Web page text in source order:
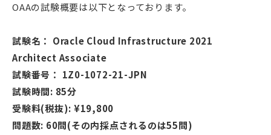
OAAの試験概要は以下となっております。
試験名： Oracle Cloud Infrastructure 2021
Architect Associate
試験番号： 1Z0-1072-21-JPN
試験時間: 85分
受験料(税抜): ¥19,800
問題数: 60問(その内採点されるのは55問)